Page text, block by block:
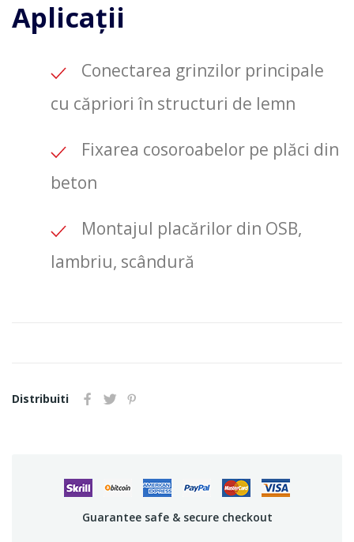
Aplicații
Conectarea grinzilor principale
cu căpriori în structuri de lemn
Fixarea cosoroabelor pe plăci din
beton
Montajul placărilor din OSB,
lambriu, scândură
Distribuiti
Guarantee safe & secure checkout